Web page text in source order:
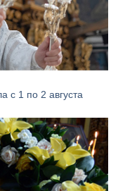
с 1 по 2 августа